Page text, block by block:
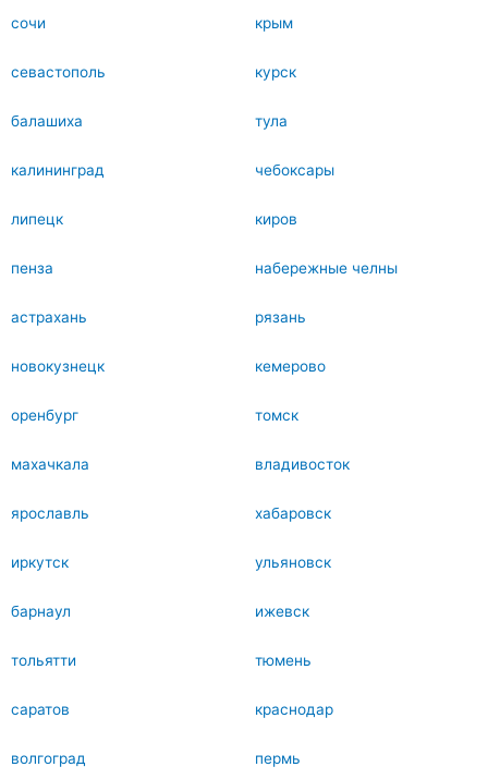
сочи крым
севастополь курск
балашиха тула
калининград чебоксары
липецк киров
пенза набережные челны
астрахань рязань
новокузнецк кемерово
оренбург томск
махачкала владивосток
ярославль хабаровск
иркутск ульяновск
барнаул ижевск
тольятти тюмень
саратов краснодар
волгоград пермь